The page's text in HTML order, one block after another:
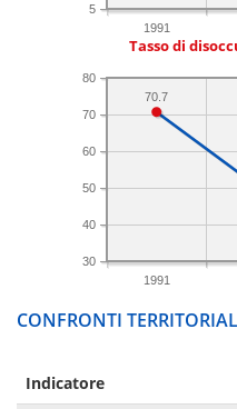
1991
5
Tasso di
1991
30
40
50
60
70
80
70.7
CONFRONTI
Indicatore